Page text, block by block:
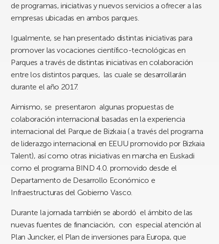
de programas, iniciativas y nuevos servicios a ofrecer a las
empresas ubicadas en ambos parques.
Igualmente, se han presentado distintas iniciativas para
promover las vocaciones científico-tecnológicas en
Parques a través de distintas iniciativas en colaboración
entre los distintos parques, las cuale se desarrollarán
durante el año 2017.
Aimismo, se presentaron algunas propuestas de
colaboración internacional basadas en la experiencia
internacional del Parque de Bizkaia ( a través del programa
de liderazgo internacional en EEUU promovido por Bizkaia
Talent), así como otras iniciativas en marcha en Euskadi
como el programa BIND 4.0. promovido desde el
Departamento de Desarrollo Económico e
Infraestructuras del Gobierno Vasco.
Durante la jornada también se abordó el ámbito de las
nuevas fuentes de financiación, con especial atención al
Plan Juncker, el Plan de inversiones para Europa, que